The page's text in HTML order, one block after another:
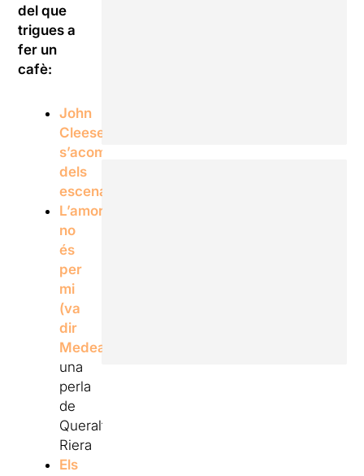
del que
trigues a
fer un
cafè:
John
Cleese
s’acomiada
dels
escenaris
L’amor
no
és
per
mi
(va
dir
Medea)
una
perla
de
Queralt
Riera
Els